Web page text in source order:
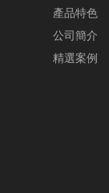
產品特色
公司簡介
精選案例